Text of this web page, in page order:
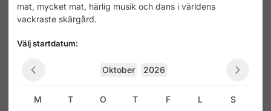
helkväll med god mat, mycket mat,
härlig musik och dans i världens
mat, mycket mat, härlig musik och dans i världens
vackraste skärgård.
Välj startdatum:
Oktober 2026
M T O T F L S